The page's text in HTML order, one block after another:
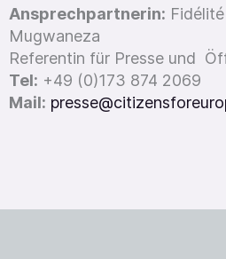
Ansprechpartnerin:
Mugwaneza
Referentin für Presse und
Tel: +49 (0)173 874 2069
Mail: